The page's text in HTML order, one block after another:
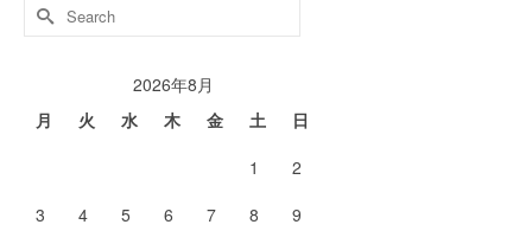
Search
for:
2026年8月
月
火 水 木 金 土
日
1
2
3
4 5 6 7 8
9